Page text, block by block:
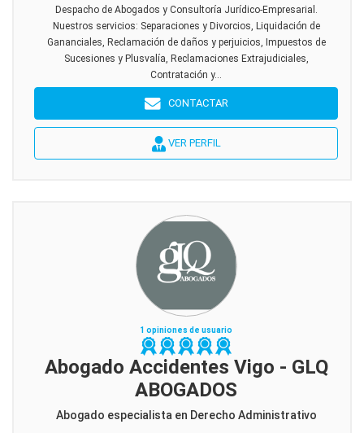
Despacho de Abogados y Consultoría Jurídico-Empresarial.
Nuestros servicios: Separaciones y Divorcios, Liquidación de
Gananciales, Reclamación de daños y perjuicios, Impuestos de
Sucesiones y Plusvalía, Reclamaciones Extrajudiciales,
Contratación y...
CONTACTAR
VER PERFIL
1 opiniones de usuario
Abogado Accidentes Vigo - GLQ
ABOGADOS
Abogado especialista en Derecho Administrativo